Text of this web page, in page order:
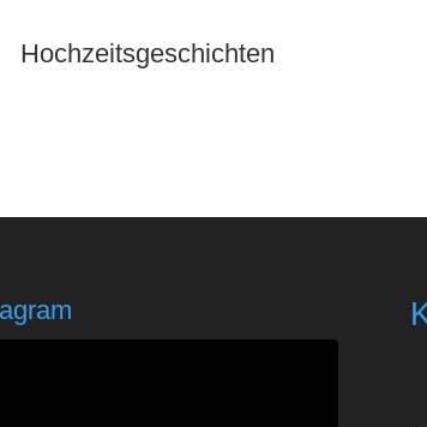
Hochzeitsgeschichten